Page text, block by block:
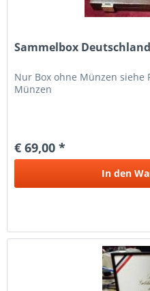
Sammelbox
Nur Box ohne Münzen siehe
Münzen
€ 69,00 *
In den